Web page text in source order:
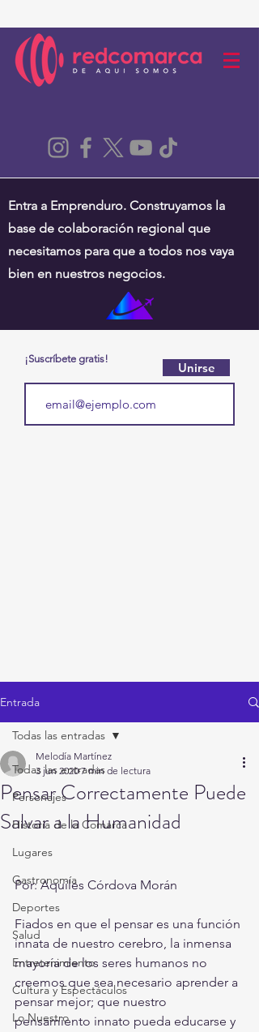
Entra a Emprenduro. Construyamos la
base de colaboración regional que
necesitamos para que a todos nos vaya
bien en nuestros negocios.
¡Suscríbete gratis!
Unirse
Entrada
Todas las entradas
Personajes
Historia de la Comarca
Lugares
Gastronomía
Deportes
Salud
Entretenimiento
Cultura y Espectáculos
Lo Nuestro
Todas las entradas
Pensar Correctamente Puede
Salvar a la Humanidad
Melodía Martínez
3 jun 2020 7 min de lectura
Por: Aquiles Córdova Morán
Fiados en que el pensar es una función
innata de nuestro cerebro, la inmensa
mayoría de los seres humanos no
creemos que sea necesario aprender a
pensar mejor; que nuestro
pensamiento innato pueda educarse y